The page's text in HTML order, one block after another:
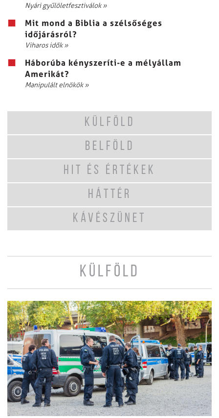
Nyári gyűlöletfesztiválok»
Mit mond a Biblia a szélsőséges
időjárásról?
Viharos idők»
Háborúba kényszeríti-e a mélyállam
Amerikát?
Manipulált elnökök»
KÜLFÖLD
BELFÖLD
HIT ÉS ÉRTÉKEK
HÁTTÉR
KÁVÉSZÜNET
KÜLFÖLD